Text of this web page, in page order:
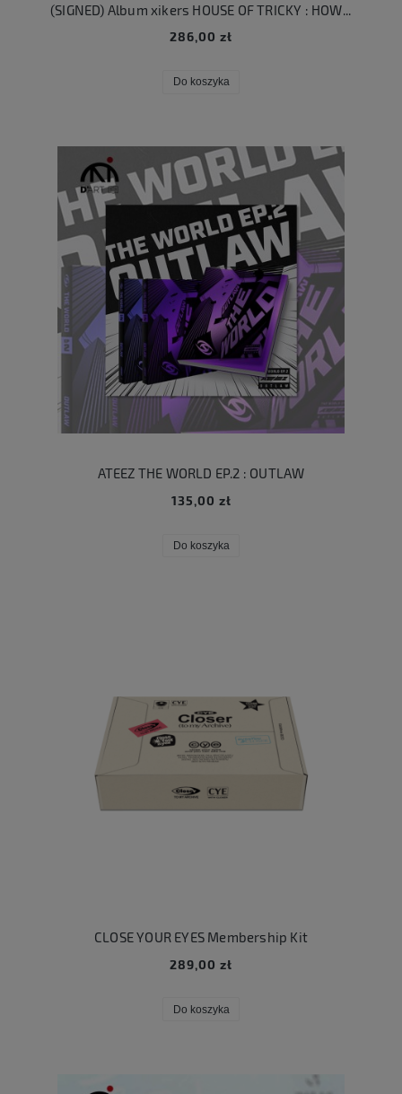
(SIGNED) Album xikers HOUSE OF TRICKY : HOW TO PLAY
286,00 zł
Do koszyka
ATEEZ THE WORLD EP.2 : OUTLAW
135,00 zł
Do koszyka
CLOSE YOUR EYES Membership Kit
289,00 zł
Do koszyka